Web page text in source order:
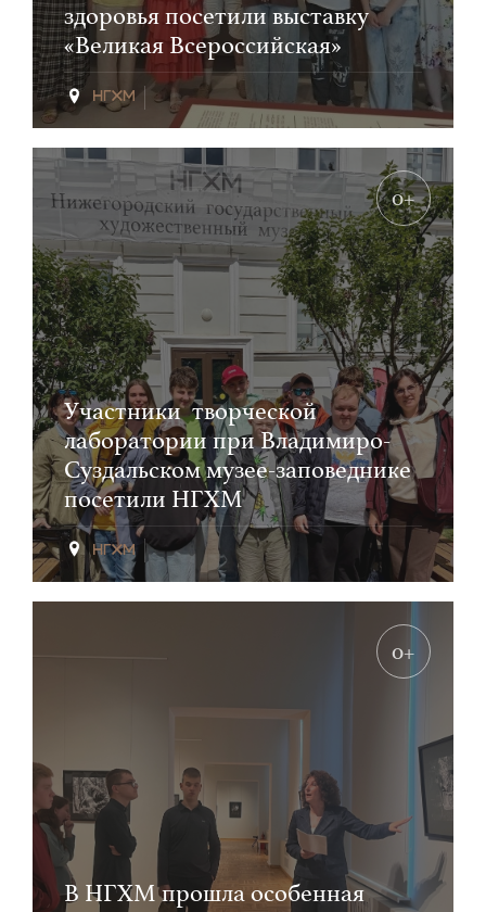
здоровья посетили выставку
«Великая Всероссийская»
0+
Участники творческой
лаборатории при Владимиро-
Суздальском музее-заповеднике
посетили НГХМ
0+
В НГХМ прошла особенная